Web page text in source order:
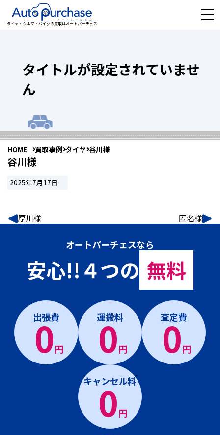
タイヤ・クルマ・バイクの買取はオートパーチェス
タイトルが設定されていませ
ん
HOME 買取事例 タイヤ 谷川様
谷川様
2025年7月17日
厚川様 匿名様
オートパーチェスなら
安心!!４つの 無料
出張費
0円
運搬料
0円
査定費
0円
キャンセル料
0円